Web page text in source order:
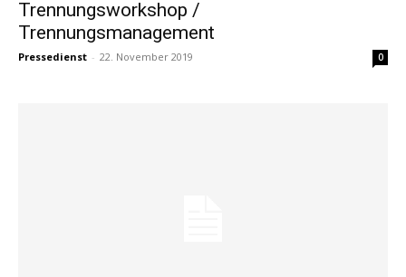
Trennungsworkshop /
Trennungsmanagement
Pressedienst - 22. November 2019 0